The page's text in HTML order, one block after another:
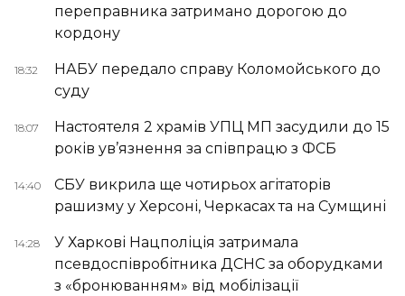
переправника затримано дорогою до
кордону
18:32
НАБУ передало справу Коломойського до
суду
18:07
Настоятеля 2 храмів УПЦ МП засудили до 15
років ув’язнення за співпрацю з ФСБ
14:40
СБУ викрила ще чотирьох агітаторів
рашизму у Херсоні, Черкасах та на Сумщині
14:28
У Харкові Нацполіція затримала
псевдоспівробітника ДСНС за оборудками
з «бронюванням» від мобілізації